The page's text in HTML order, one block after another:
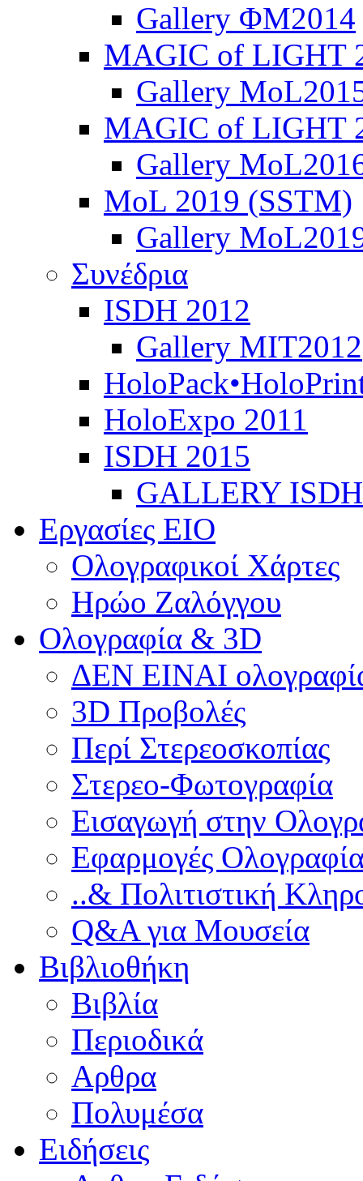
Gallery ΦΜ2014
MAGIC of LIGHT
Gallery
MAGIC of LIGHT
Gallery
MoL 2019 (SSTM)
Gallery
Συνέδρια
ISDH 2012
Gallery MIT2012
HoloExpo 2011
ISDH 2015
GALLERY
Εργασίες ΕΙΟ
Ολογραφικοί Χάρτες
Ηρώο Ζαλόγγου
Ολογραφία & 3D
ΔΕΝ ΕΙΝΑΙ
3D Προβολές
Περί Στερεοσκοπίας
Στερεο-Φωτογραφία
Εισαγωγή στην
Εφαρμογές
..& Πολιτιστική
Q&A για Μουσεία
Βιβλιοθήκη
Βιβλία
Περιοδικά
Αρθρα
Πολυμέσα
Ειδήσεις